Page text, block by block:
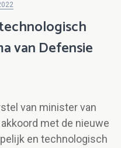
van Defensie
van minister van
met de nieuwe
en technologisch